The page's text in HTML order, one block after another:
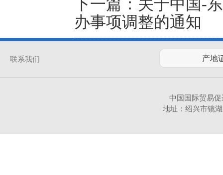
下一篇： 关于中国-
办事项调整的通知
联系我们
中国国际贸易
地址：绍兴市镜